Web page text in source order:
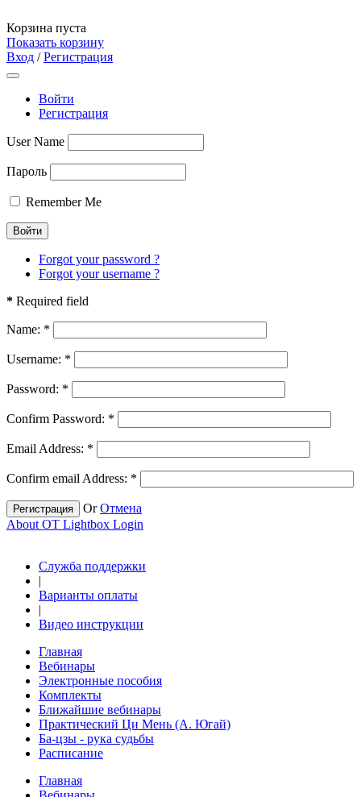
Корзина пуста
Показать корзину
Вход /Регистрация
Войти
Регистрация
User Name
Пароль
Remember Me
Forgot your password ?
Forgot your username ?
* Required field
Name: *
Username: *
Password: *
Confirm Password: *
Email Address: *
Confirm email Address: *
Регистрация OrОтмена
About OT Lightbox Login
Служба поддержки
|
Варианты оплаты
|
Видео инструкции
Главная
Вебинары
Электронные пособия
Комплекты
Ближайшие вебинары
Практический Ци Мень (А. Югай)
Ба-цзы - рука судьбы
Расписание
Главная